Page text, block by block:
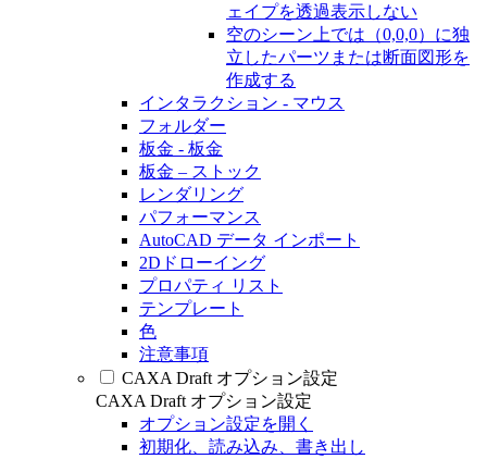
ェイプを透過表示しない
空のシーン上では（0,0,0）に独
立したパーツまたは断面図形を
作成する
インタラクション - マウス
フォルダー
板金 - 板金
板金 – ストック
レンダリング
パフォーマンス
AutoCAD データ インポート
2Dドローイング
プロパティ リスト
テンプレート
色
注意事項
CAXA Draft オプション設定
CAXA Draft オプション設定
オプション設定を開く
初期化、読み込み、書き出し